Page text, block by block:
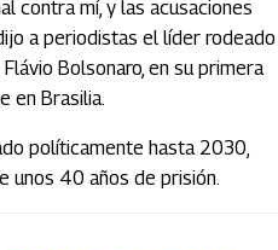
contra mí, y las acusaciones
a periodistas el líder rodeado
Bolsonaro, en su primera
en Brasilia.
políticamente hasta 2030,
unos 40 años de prisión.